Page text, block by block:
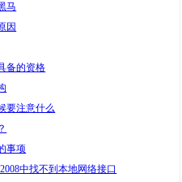
马
因
备的资格
要注意什么
事项
中找不到本地网络接口